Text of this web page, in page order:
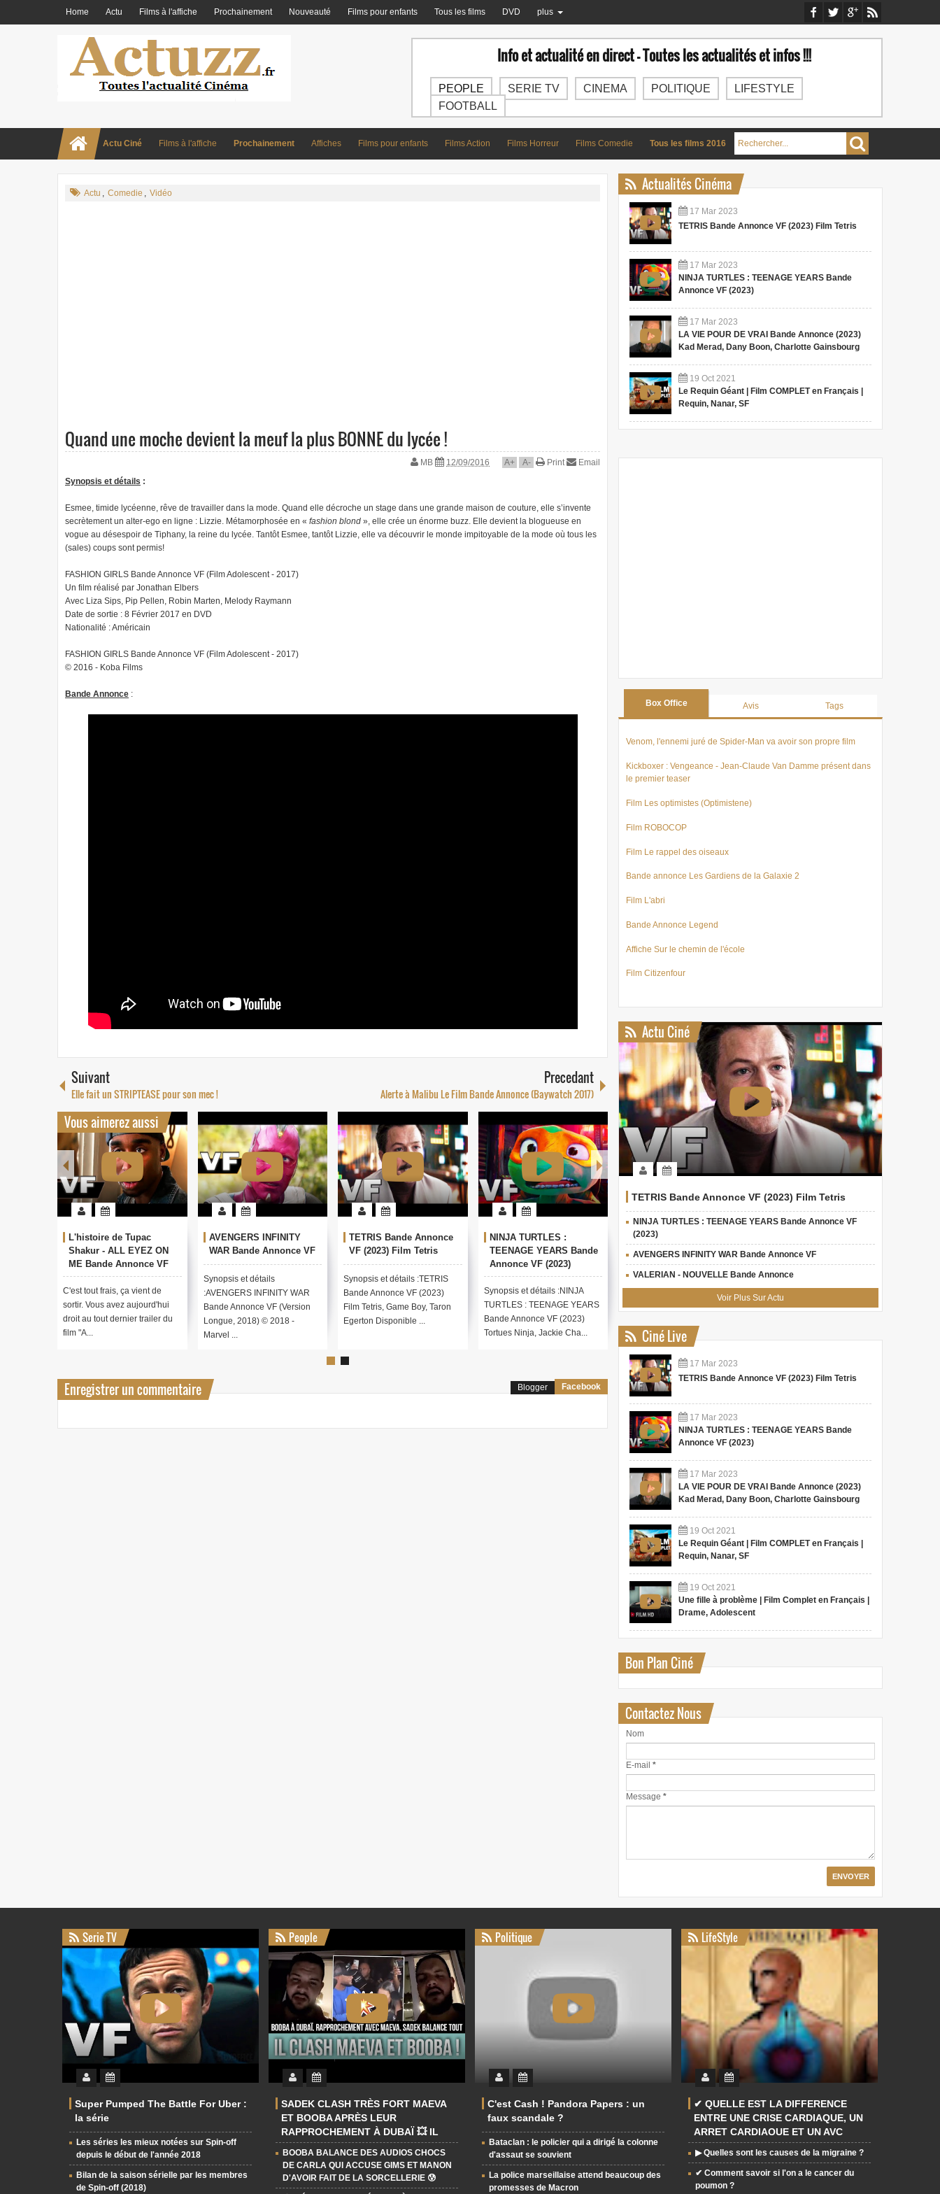
Home Actu Films à l'affiche Prochainement Nouveauté Films pour enfants Tous les films DVD plus
Info et actualité en direct - Toutes les actualités et infos !!!
PEOPLE SERIE TV CINEMA POLITIQUE
LIFESTYLE
FOOTBALL
Actu Ciné Films à l'affiche Prochainement Affiches Films pour enfants Films Action Films Horreur Films Comedie Tous les films 2016
Actu , Comedie , Vidéo
Quand une moche devient la meuf la plus BONNE du lycée !
MB 12/09/2016 A+ A- Print
Email
Synopsis et détails :
Esmee, timide lycéenne, rêve de travailler dans la mode. Quand elle décroche un stage dans une grande maison de couture, elle s’invente
secrètement un alter-ego en ligne : Lizzie. Métamorphosée en « fashion blond », elle crée un énorme buzz. Elle devient la blogueuse en
vogue au désespoir de Tiphany, la reine du lycée. Tantôt Esmee, tantôt Lizzie, elle va découvrir le monde impitoyable de la mode où tous les
(sales) coups sont permis!
FASHION GIRLS Bande Annonce VF (Film Adolescent - 2017)
Un film réalisé par Jonathan Elbers
Avec Liza Sips, Pip Pellen, Robin Marten, Melody Raymann
Date de sortie : 8 Février 2017 en DVD
Nationalité : Américain
FASHION GIRLS Bande Annonce VF (Film Adolescent - 2017)
© 2016 - Koba Films
Bande Annonce :
Suivant
Elle fait un STRIPTEASE pour son mec !
Precedant
Alerte à Malibu Le Film Bande Annonce (Baywatch 2017)
Vous aimerez aussi
L'histoire de Tupac
Shakur - ALL ЕYЕZ ON
MЕ Bande Annonce VF
du film
C'est tout frais, ça vient de
sortir. Vous avez aujourd'hui
droit au tout dernier trailer du
film "A...
AVENGERS INFINITY
WAR Bande Annonce VF
Synopsis et détails
:AVENGERS INFINITY WAR
Bande Annonce VF (Version
Longue, 2018) © 2018 -
Marvel ...
TETRIS Bande Annonce
VF (2023) Film Tetris
Synopsis et détails :TETRIS
Bande Annonce VF (2023)
Film Tetris, Game Boy, Taron
Egerton Disponible ...
NINJA TURTLES :
TEENAGE YEARS Bande
Annonce VF (2023)
Synopsis et détails :NINJA
TURTLES : TEENAGE YEARS
Bande Annonce VF (2023)
Tortues Ninja, Jackie Cha...
VALERIAN - NOUVELLE
Bande Annonce
Pour son entrée au box-office
américain, Valérian et la Cité
de mille planètes, le dernier
nouveaux films
Adaptée pour la toute première
fois au cinéma en 2002, la
saga Resident Evil, menée par
Enregistrer un commentaire Blogger Facebook
Actualités Cinéma
17 Mar 2023
TETRIS Bande Annonce VF (2023) Film Tetris
17 Mar 2023
NINJA TURTLES : TEENAGE YEARS Bande
Annonce VF (2023)
17 Mar 2023
LA VIE POUR DE VRAI Bande Annonce (2023)
Kad Merad, Dany Boon, Charlotte Gainsbourg
19 Oct 2021
Le Requin Géant | Film COMPLET en Français |
Requin, Nanar, SF
Box Office Avis Tags
Venom, l'ennemi juré de Spider-Man va avoir son propre film
Kickboxer : Vengeance - Jean-Claude Van Damme présent dans
le premier teaser
Film Les optimistes (Optimistene)
Film ROBOCOP
Film Le rappel des oiseaux
Bande annonce Les Gardiens de la Galaxie 2
Film L'abri
Bande Annonce Legend
Affiche Sur le chemin de l'école
Film Citizenfour
Actu Ciné
TETRIS Bande Annonce VF (2023) Film Tetris
NINJA TURTLES : TEENAGE YEARS Bande Annonce VF
(2023)
AVENGERS INFINITY WAR Bande Annonce VF
VALERIAN - NOUVELLE Bande Annonce
Voir Plus Sur Actu
Ciné Live
17 Mar 2023
TETRIS Bande Annonce VF (2023) Film Tetris
17 Mar 2023
NINJA TURTLES : TEENAGE YEARS Bande
Annonce VF (2023)
17 Mar 2023
LA VIE POUR DE VRAI Bande Annonce (2023)
Kad Merad, Dany Boon, Charlotte Gainsbourg
19 Oct 2021
Le Requin Géant | Film COMPLET en Français |
Requin, Nanar, SF
19 Oct 2021
Une fille à problème | Film Complet en Français |
Drame, Adolescent
Bon Plan Ciné
Contactez Nous
Nom
E-mail*
Message*
Serie TV
Super Pumped The Battle For Uber :
la série
Les séries les mieux notées sur Spin-off
depuis le début de l'année 2018
Bilan de la saison sérielle par les membres
de Spin-off (2018)
People
SADEK CLASH TRÈS FORT MAEVA
ET BOOBA APRÈS LEUR
RAPPROCHEMENT À DUBAÏ 💥 IL
FAIT DES RÉVÉLATIONS CHOC
BOOBA BALANCE DES AUDIOS CHOCS
DE CARLA QUI ACCUSE GIMS ET MANON
D'AVOIR FAIT DE LA SORCELLERIE 😰
Politique
C'est Cash ! Pandora Papers : un
faux scandale ?
Bataclan : le policier qui a dirigé la colonne
d'assaut se souvient
La police marseillaise attend beaucoup des
promesses de Macron
LifeStyle
✔ QUELLE EST LA DIFFERENCE
ENTRE UNE CRISE CARDIAQUE, UN
ARRET CARDIAQUE ET UN AVC
▶ Quelles sont les causes de la migraine ?
✔ Comment savoir si l'on a le cancer du
poumon ?